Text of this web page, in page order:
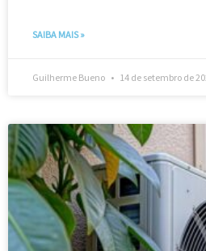
SAIBA MAIS »
Guilherme Bueno 14 de setembro de